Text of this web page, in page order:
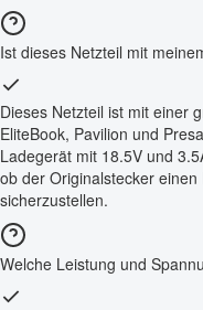
Ist dieses Netzteil mit
Dieses Netzteil ist mit einer
EliteBook, Pavilion und
Ladegerät mit 18.5V und
ob der Originalstecker
sicherzustellen.
Welche Leistung und